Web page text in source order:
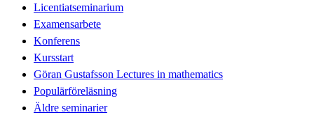
Licentiatseminarium
Examensarbete
Konferens
Kursstart
Göran Gustafsson Lectures in mathematics
Populärföreläsning
Äldre seminarier